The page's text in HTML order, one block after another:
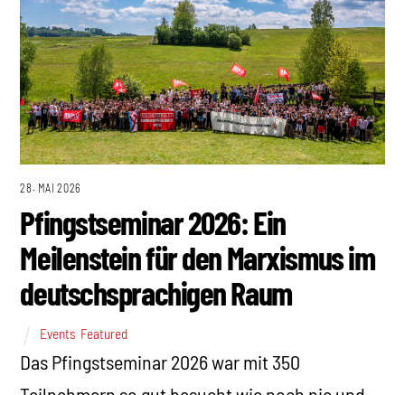
28. MAI 2026
Pfingstseminar 2026: Ein
Meilenstein für den Marxismus im
deutschsprachigen Raum
Events Featured
Das Pfingstseminar 2026 war mit 350